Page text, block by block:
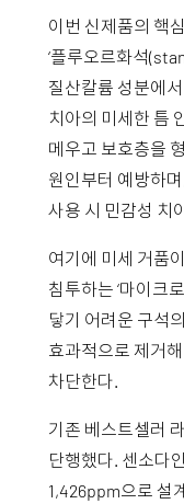
이번 신제품의 핵
‘플루오르화석
질산칼륨 성분에
치아의 미세한 틈
메우고 보호층을
원인부터 예방하
사용 시 민감성 치
여기에 미세 거품
침투하는 ‘마이크
닿기 어려운 구석
효과적으로 제거
차단한다.
기존 베스트셀러
단행했다. 센소다
1,426ppm으로 설